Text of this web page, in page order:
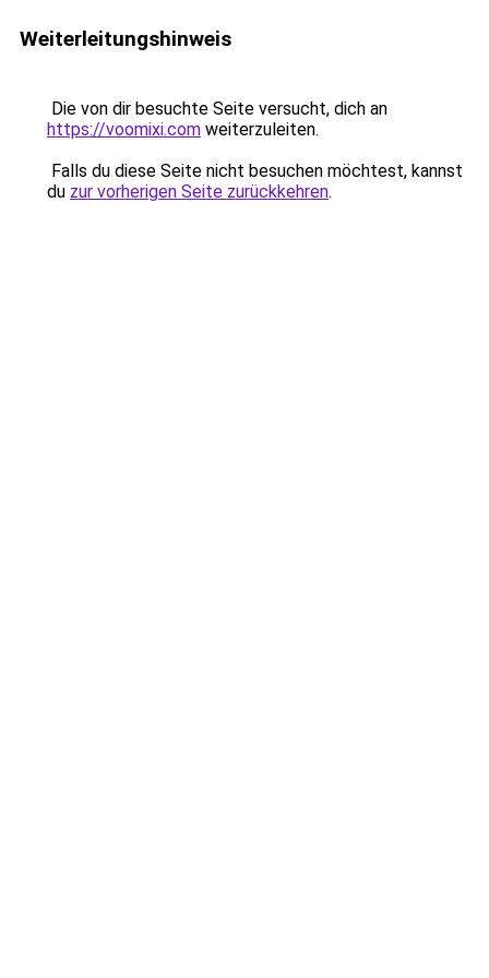
Weiterleitungshinweis
Die von dir besuchte Seite versucht, dich an
https://voomixi.com weiterzuleiten.
Falls du diese Seite nicht besuchen möchtest, kannst
du zur vorherigen Seite zurückkehren.